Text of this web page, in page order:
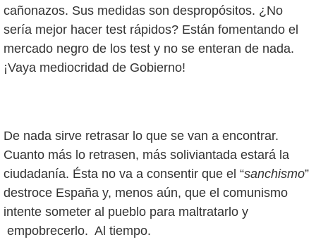
cañonazos. Sus medidas son despropósitos. ¿No
sería mejor hacer test rápidos? Están fomentando el
mercado negro de los test y no se enteran de nada.
¡Vaya mediocridad de Gobierno!
De nada sirve retrasar lo que se van a encontrar.
Cuanto más lo retrasen, más soliviantada estará la
ciudadanía. Ésta no va a consentir que el “sanchismo”
destroce España y, menos aún, que el comunismo
intente someter al pueblo para maltratarlo y
empobrecerlo. Al tiempo.